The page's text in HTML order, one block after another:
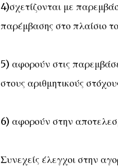
4)σχετίζονται με
παρέμβασης στο πλαίσιο
5) αφορούν στις
στους αριθμητικούς
6) αφορούν στην
Συνεχείς έλεγχοι στην